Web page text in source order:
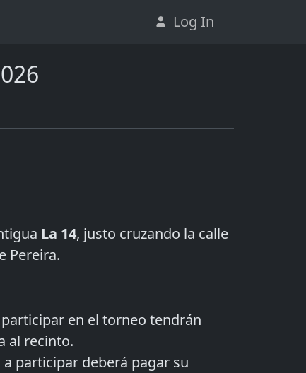
Log In
La 14, justo cruzando la calle
Pereira.
en el torneo tendrán
al recinto.
participar deberá pagar su